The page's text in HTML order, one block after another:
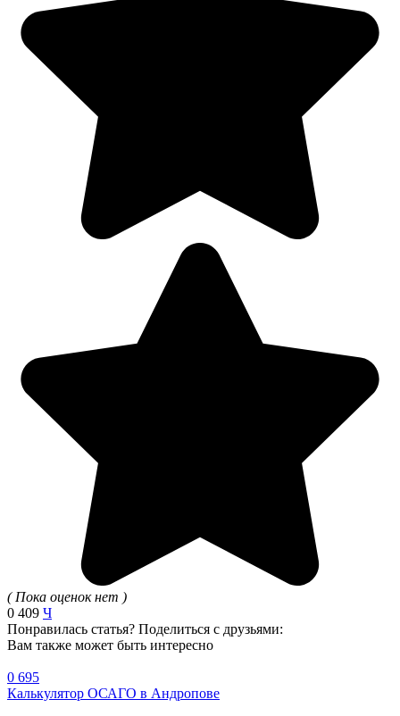
( Пока оценок нет )
0 409 Ч
Понравилась статья? Поделиться с друзьями:
Вам также может быть интересно
0 695
Калькулятор ОСАГО в Андропове